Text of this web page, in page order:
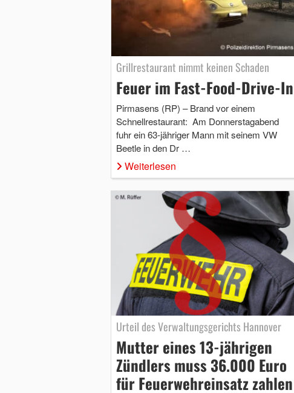
Grillrestaurant nimmt keinen Schaden
Feuer im Fast-Food-Drive-In
Pirmasens (RP) – Brand vor einem
Schnellrestaurant: Am Donnerstagabend
fuhr ein 63-jähriger Mann mit seinem VW
Beetle in den Dr …
Weiterlesen
Urteil des Verwaltungsgerichts Hannover
Mutter eines 13-jährigen
Zündlers muss 36.000 Euro
für Feuerwehreinsatz zahlen